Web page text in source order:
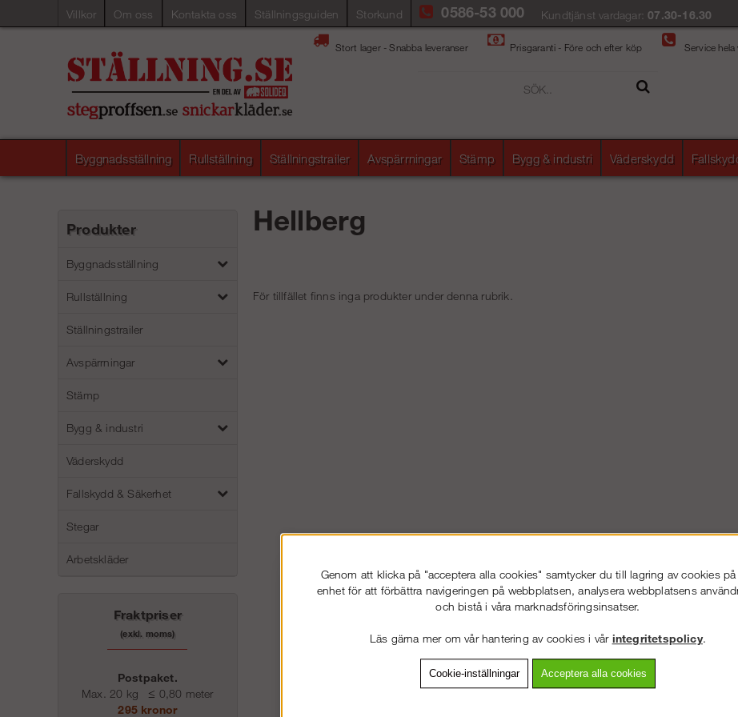
Villkor Om oss Kontakta oss Ställningsguiden Storkund 0586-53 000 Kundtjänst vardagar:07.30-16.30
Stort lager - Snabba leveranser Prisgaranti - Före och efter köp Service hela
Byggnadsställning Rullställning Ställningstrailer Avspärrningar Stämp Bygg & industri Väderskydd
Produkter
Byggnadsställning
Rullställning
Ställningstrailer
Avspärrningar
Stämp
Bygg & industri
Väderskydd
Fallskydd & Säkerhet
Stegar
Arbetskläder
Fraktpriser
(exkl. moms)
Postpaket.
Max. 20 kg
≤ 0,80 meter
295 kronor
Hellberg
För tillfället finns inga produkter under denna rubrik.
Genom att klicka på "acceptera alla cookies" samtycker du till lagring av cookies
enhet för att förbättra navigeringen på webbplatsen, analysera webbplatsens
och bistå i våra marknadsföringsinsatser.
Läs gärna mer om vår hantering av cookies i vår integritetspolicy.
Cookie-inställningar Acceptera alla cookies
VÄLKOMMEN TILLSTÄLLNING.SE
VÄNLIGEN VÄLJ PRIVAT ELLER FÖRETAG NEDAN.